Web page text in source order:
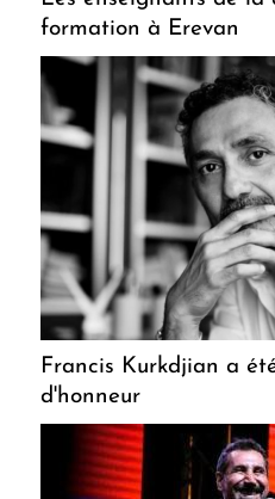
formation à Erevan
Francis Kurkdjian a
d'honneur